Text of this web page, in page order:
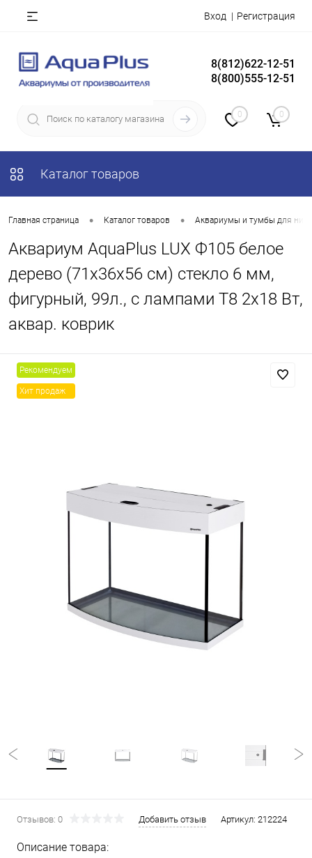
Вход Регистрация
8(812)622-12-51
8(800)555-12-51
0 0
Каталог товаров
Главная страница • Каталог товаров • Аквариумы и тумбы для них
Аквариум AquaPlus LUX Ф105 белое
дерево (71х36х56 см) стекло 6 мм,
фигурный, 99л., с лампами Т8 2х18 Вт,
аквар. коврик
Рекомендуем
Хит продаж
Отзывов: 0 Добавить отзыв Артикул: 212224
Описание товара: